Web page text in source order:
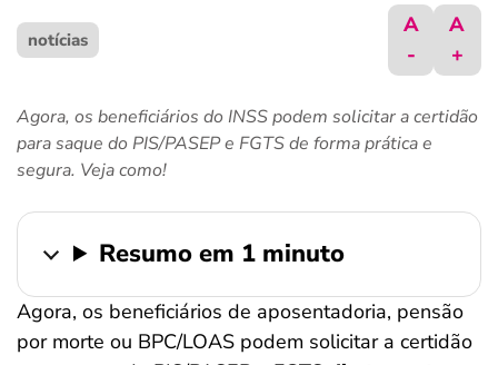
crédito fácil
ferramentas
notícias
A
-
A
+
Agora, os beneficiários do INSS podem solicitar a certidão
para saque do PIS/PASEP e FGTS de forma prática e
segura. Veja como!
Resumo em 1 minuto
Agora, os beneficiários de aposentadoria, pensão
por morte ou BPC/LOAS podem solicitar a certidão